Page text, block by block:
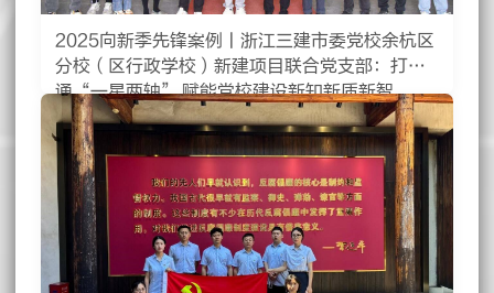
2025向新季先锋案例丨浙江三建市委党校余杭区
分校（区行政学校）新建项目联合党支部：打
通“一星两轴” 赋能党校建设新知新质新智